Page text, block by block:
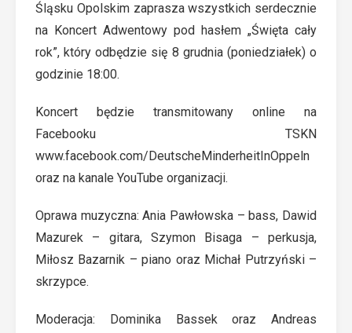
Śląsku Opolskim zaprasza wszystkich serdecznie
na Koncert Adwentowy pod hasłem „Święta cały
rok”, który odbędzie się 8 grudnia (poniedziałek) o
godzinie 18:00.
Koncert będzie transmitowany online na
Facebooku TSKN
www.facebook.com/DeutscheMinderheitInOppeln
oraz na kanale YouTube organizacji.
Oprawa muzyczna: Ania Pawłowska – bass, Dawid
Mazurek – gitara, Szymon Bisaga – perkusja,
Miłosz Bazarnik – piano oraz Michał Putrzyński –
skrzypce.
Moderacja: Dominika Bassek oraz Andreas